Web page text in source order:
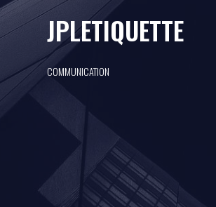
JPLETIQUETTE
COMMUNICATION